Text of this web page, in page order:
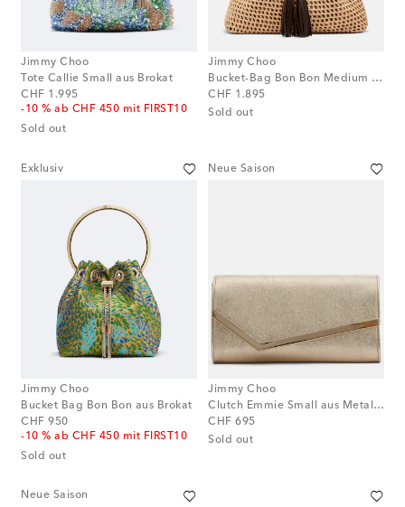
Jimmy Choo
Tote Callie Small aus Brokat
CHF 1.995
original price
-10 % ab CHF 450 mit FIRST10
Sold out
Jimmy Choo
Bucket-Bag Bon Bon Medium aus Raffiabast mit Perlen
CHF 1.895
original price
Sold out
Exklusiv
Jimmy Choo
Bucket Bag Bon Bon aus Brokat
CHF 950
original price
-10 % ab CHF 450 mit FIRST10
Sold out
Neue Saison
Jimmy Choo
Clutch Emmie Small aus Metallic-Leder
CHF 695
original price
Sold out
Neue Saison